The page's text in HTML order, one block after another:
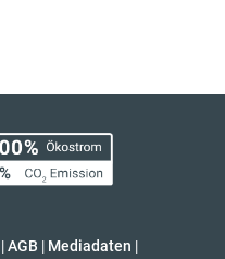
|AGB | Mediadaten |